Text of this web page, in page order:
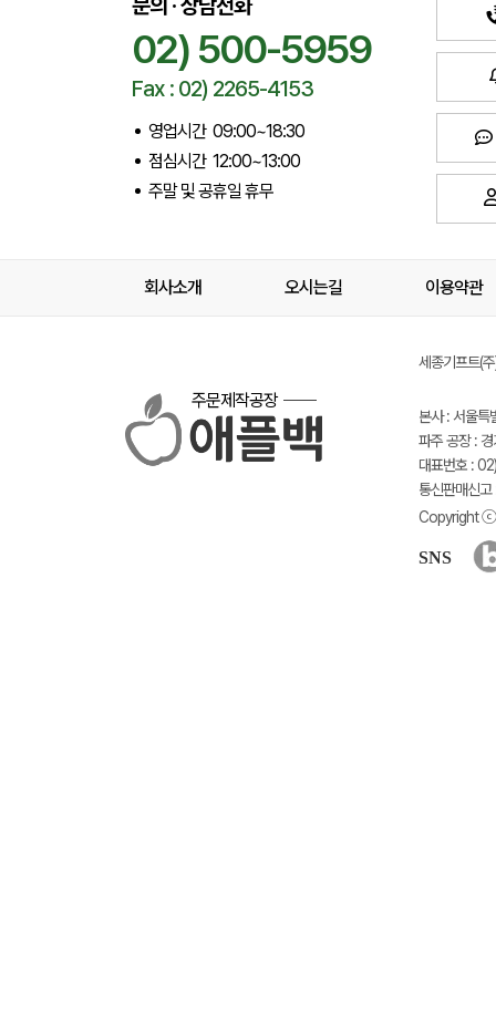
문의 · 상담전화
02) 500-5959
Fax : 02) 2265-4153
영업시간 09:00~18:30
점심시간 12:00~13:00
주말 및 공휴일 휴무
회사소개 오시는길 이용약관
주문제작공장
세종기프트(
본사 : 서울
파주 공장 :
대표번호 :
통신판매신
Copyright ⓒ
SNS